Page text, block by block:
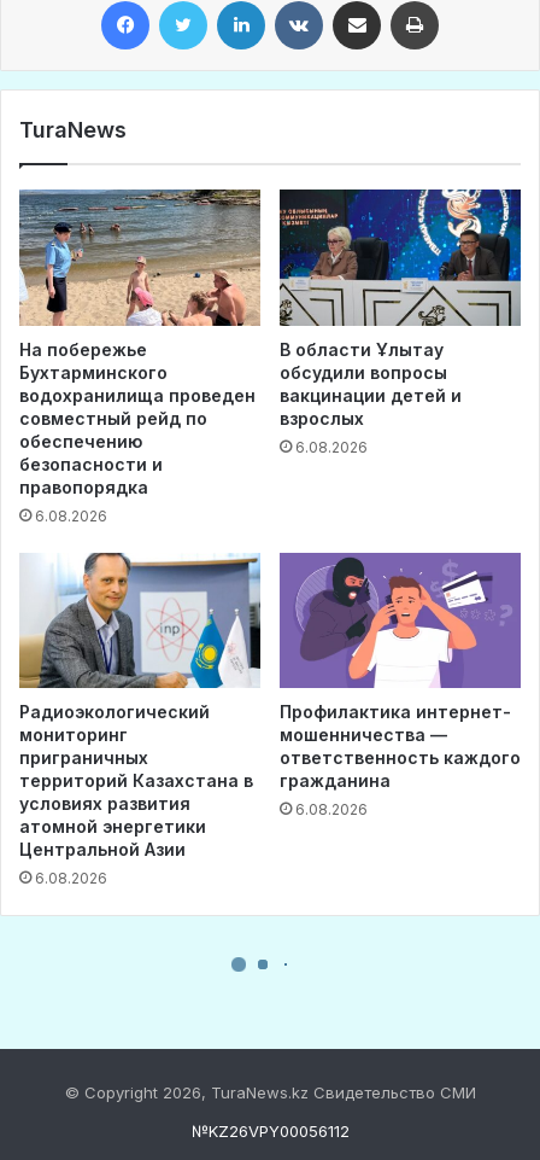
© Copyright 2026, TuraNews.kz Свидетельство СМИ
№KZ26VPY00056112